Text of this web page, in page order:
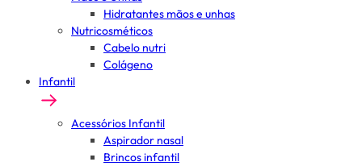
Hidratantes mãos e unhas
Nutricosméticos
Cabelo nutri
Colágeno
Infantil
Acessórios Infantil
Aspirador nasal
Brincos infantil